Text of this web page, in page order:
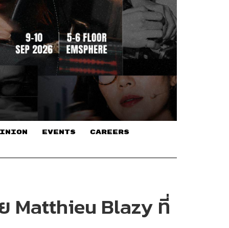
EVENTS CAREERS
Matthieu Blazy ที่